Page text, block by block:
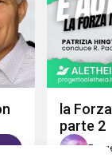
la
parte 2